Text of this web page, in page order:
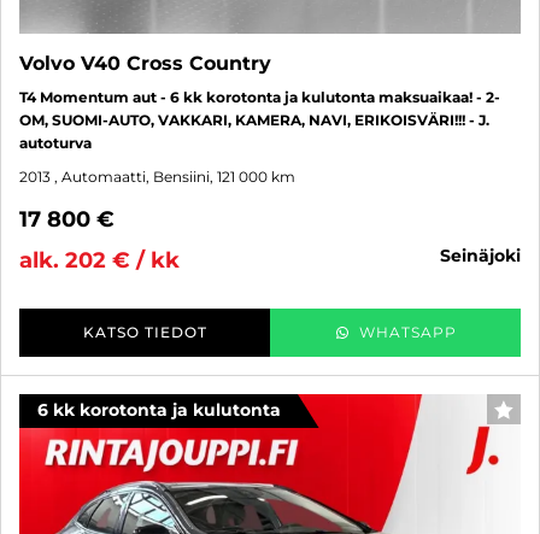
Volvo V40 Cross Country
T4 Momentum aut - 6 kk korotonta ja kulutonta maksuaikaa! - 2-
OM, SUOMI-AUTO, VAKKARI, KAMERA, NAVI, ERIKOISVÄRI!!! - J.
autoturva
2013 , Automaatti, Bensiini, 121 000 km
17 800 €
alk. 202 € / kk
seinäjoki
KATSO TIEDOT WHATSAPP
6 kk korotonta ja kulutonta